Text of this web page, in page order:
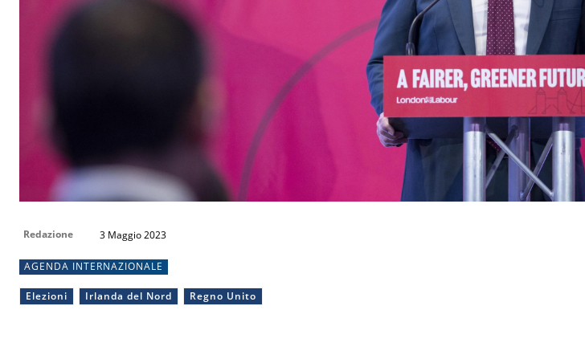
Redazione 3 Maggio 2023
AGENDA INTERNAZIONALE
Elezioni Irlanda del Nord Regno Unito